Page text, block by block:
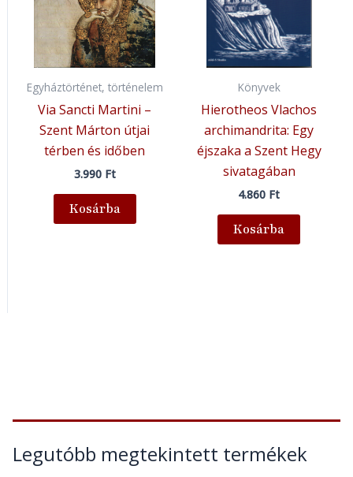
Legutóbb megtekintett termékek
Egyháztörténet, történelem
Via Sancti Martini –
Szent Márton útjai
térben és időben
3.990 Ft
Kosárba
Könyvek
Hierotheos Vlachos
archimandrita: Egy
éjszaka a Szent Hegy
sivatagában
4.860 Ft
Kosárba